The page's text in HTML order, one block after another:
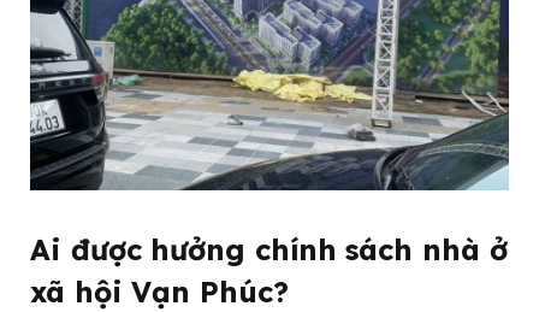
Ai được hưởng chính sách nhà ở
xã hội Vạn Phúc?